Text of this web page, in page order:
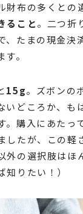
財布の多くとの
ること。二つ折
、たまの現金決
。
15g。ズボンの
いどころか、も
。購入にあたっ
したが、この軽
外の選択肢はほ
知りたい！）